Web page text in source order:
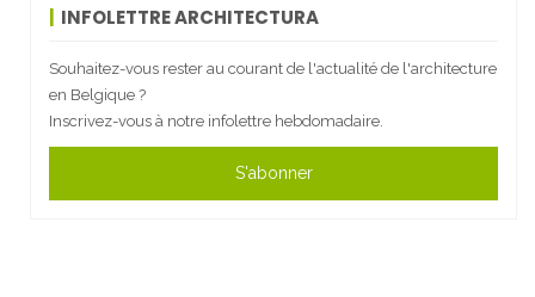
INFOLETTRE ARCHITECTURA
Souhaitez-vous rester au courant de l'actualité de l'architecture
en Belgique ?
Inscrivez-vous à notre infolettre hebdomadaire.
S'abonner